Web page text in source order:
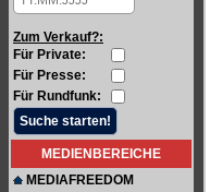
Zum Verkauf?:
Für Private:
Für Presse:
Für Rundfunk:
MEDIENBEREICHE
MEDIAFREEDOM